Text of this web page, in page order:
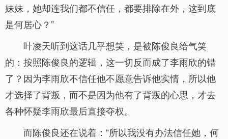
妹妹，她却连我们都不信任，都要排除在外，这到底
是何居心？”
叶凌天听到这话几乎想笑，是被陈俊良给气笑
的：按照陈俊良的逻辑，这一切反而成了李雨欣的错
了？因为李雨欣不信任他不愿意告诉他实情，所以他
才选择了背叛，而不是因为他有了背叛的心思，才去
各种怀疑李雨欣最后直接夺权。
而陈俊良还在说着：“所以我没有办法信任她，何